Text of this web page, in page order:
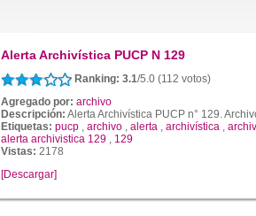
Alerta Archivística PUCP N 129
Ranking: 3.1/5.0 (112 votos)
Agregado por: archivo
Descripción: Alerta Archivística PUCP n° 129.
Etiquetas: pucp , archivo , alerta , archivística ,
alerta archivistica 129 , 129
Vistas: 2178
[Descargar]